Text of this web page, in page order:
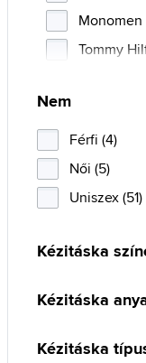
Monomen
Tommy
Wenger
Nem
Férfi (4)
Női (5)
Uniszex (51)
Kézitáska
Kézitáska
Kézitáska